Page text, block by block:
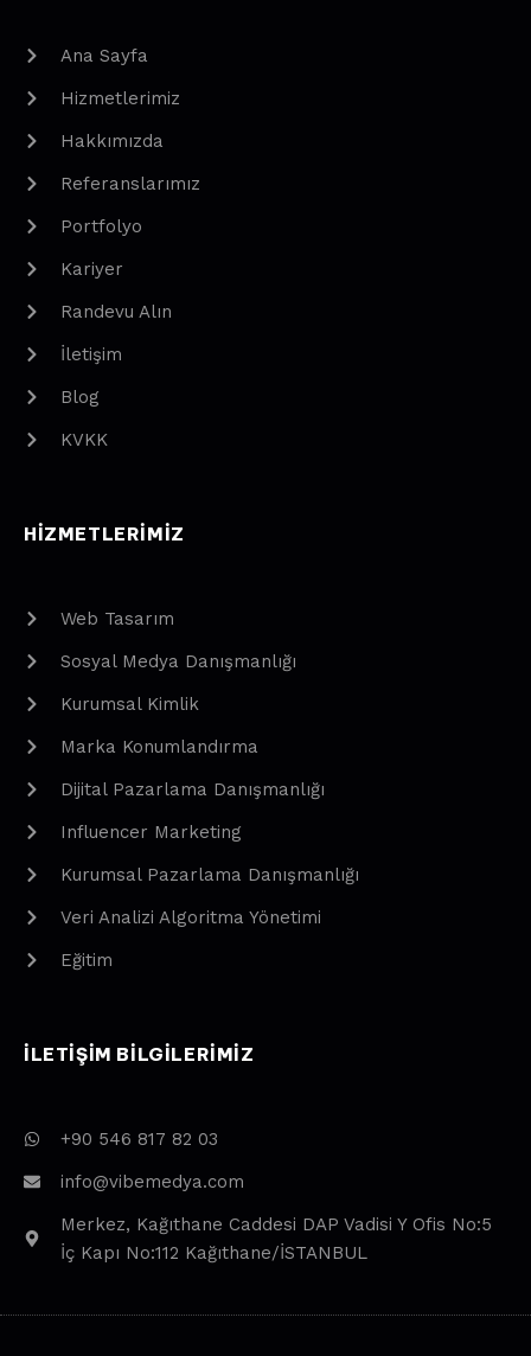
Ana Sayfa
Hizmetlerimiz
Hakkımızda
Referanslarımız
Portfolyo
Kariyer
Randevu Alın
İletişim
Blog
KVKK
HIZMETLERIMIZ
Web Tasarım
Sosyal Medya Danışmanlığı
Kurumsal Kimlik
Marka Konumlandırma
Dijital Pazarlama Danışmanlığı
Influencer Marketing
Kurumsal Pazarlama Danışmanlığı
Veri Analizi Algoritma Yönetimi
Eğitim
ILETIŞIM BILGILERIMIZ
+90 546 817 82 03
info@vibemedya.com
Merkez, Kağıthane Caddesi DAP Vadisi Y Ofis No:5
İç Kapı No:112 Kağıthane/İSTANBUL